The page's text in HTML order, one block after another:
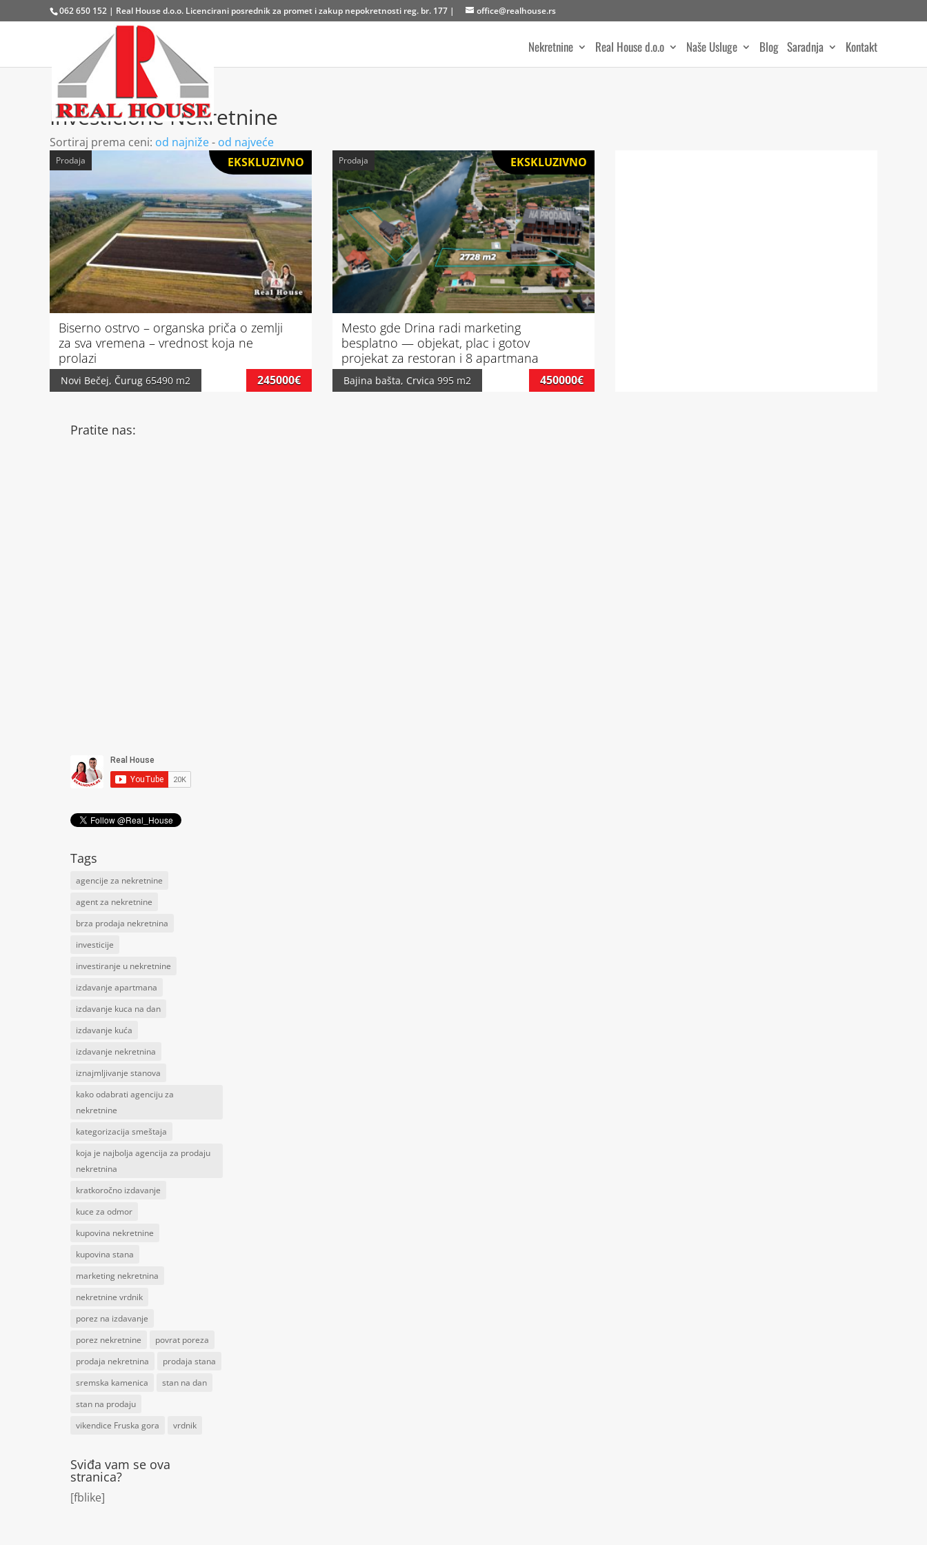
062 650 152 | Real House d.o.o. Licencirani posrednik za promet i zakup nepokretnosti reg. br. 177 | office@realhouse.rs
Nekretnine Real House d.o.o Naše Usluge Blog Saradnja Kontakt
Investicione Nekretnine
Sortiraj prema ceni: od najniže- od najveće
EKSKLUZIVNO
Prodaja
Biserno ostrvo – organska priča o zemlji
za sva vremena – vrednost koja ne
prolazi
Novi Bečej, Čurug 65490 m2 245000€
EKSKLUZIVNO
Prodaja
Mesto gde Drina radi marketing
besplatno — objekat, plac i gotov
projekat za restoran i 8 apartmana
Bajina bašta, Crvica 995 m2 450000€
Pratite nas:
Tags
agencije za nekretnine
agent za nekretnine
brza prodaja nekretnina
investicije
investiranje u nekretnine
izdavanje apartmana
izdavanje kuca na dan
izdavanje kuća
izdavanje nekretnina
iznajmljivanje stanova
kako odabrati agenciju za
nekretnine
kategorizacija smeštaja
koja je najbolja agencija za prodaju
nekretnina
kratkoročno izdavanje
kuce za odmor
kupovina nekretnine
kupovina stana
marketing nekretnina
nekretnine vrdnik
porez na izdavanje
porez nekretnine
povrat poreza
prodaja nekretnina
prodaja stana
sremska kamenica
stan na dan
stan na prodaju
vikendice Fruska gora
vrdnik
Sviđa vam se ova
stranica?
[fblike]